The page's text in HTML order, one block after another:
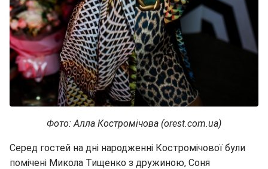
Фото: Алла Костромічова (orest.com.ua)
Серед гостей на дні народженні Костромічової були
помічені Микола Тищенко з дружиною, Соня